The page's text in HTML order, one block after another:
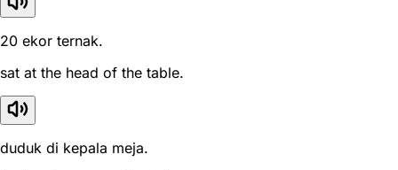
20 ekor ternak.
sat at the head of the table.
duduk di kepala meja.